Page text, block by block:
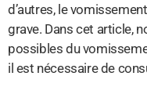
d’autres, le
grave. Dans cet article,
possibles du
il est nécessaire de